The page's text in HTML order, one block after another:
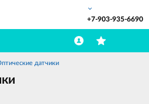
+7-903-935-6690
датчики